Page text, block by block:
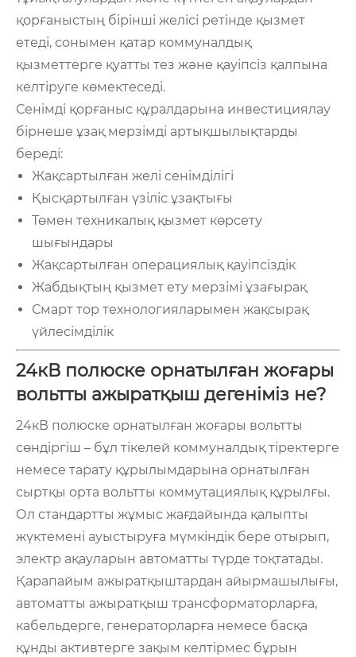
қорғаныстың бірінші желісі ретінде қызмет
етеді, сонымен қатар коммуналдық
қызметтерге қуатты тез және қауіпсіз қалпына
келтіруге көмектеседі.
Сенімді қорғаныс құралдарына инвестициялау
бірнеше ұзақ мерзімді артықшылықтарды
береді:
Жақсартылған желі сенімділігі
Қысқартылған үзіліс ұзақтығы
Төмен техникалық қызмет көрсету
шығындары
Жақсартылған операциялық қауіпсіздік
Жабдықтың қызмет ету мерзімі ұзағырақ
Смарт тор технологияларымен жақсырақ
үйлесімділік
24кВ полюске орнатылған жоғары
вольтты ажыратқыш дегеніміз не?
24кВ полюске орнатылған жоғары вольтты
сөндіргіш – бұл тікелей коммуналдық тіректерге
немесе тарату құрылымдарына орнатылған
сыртқы орта вольтты коммутациялық құрылғы.
Ол стандартты жұмыс жағдайында қалыпты
жүктемені ауыстыруға мүмкіндік бере отырып,
электр ақауларын автоматты түрде тоқтатады.
Қарапайым ажыратқыштардан айырмашылығы,
автоматты ажыратқыш трансформаторларға,
кабельдерге, генераторларға немесе басқа
құнды активтерге зақым келтірмес бұрын